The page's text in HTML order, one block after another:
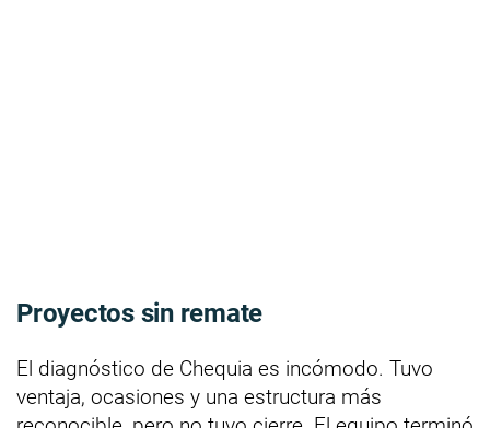
Proyectos sin remate
El diagnóstico de Chequia es incómodo. Tuvo
ventaja, ocasiones y una estructura más